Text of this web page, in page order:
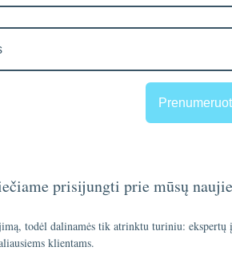
prisijungti prie mūsų
todėl dalinamės tik atrinktu turiniu:
klientams.